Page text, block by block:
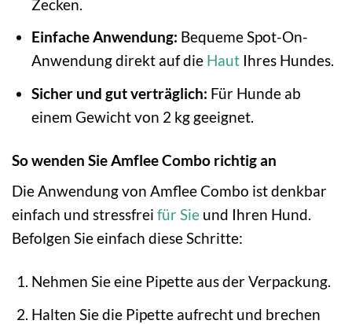
Zecken.
Einfache Anwendung: Bequeme Spot-On-
Anwendung direkt auf die HautIhres Hundes.
Sicher und gut verträglich: Für Hunde ab
einem Gewicht von 2 kg geeignet.
So wenden Sie Amflee Combo richtig an
Die Anwendung von Amflee Combo ist denkbar
einfach und stressfrei für Sie und Ihren Hund.
Befolgen Sie einfach diese Schritte:
Nehmen Sie eine Pipette aus der Verpackung.
Halten Sie die Pipette aufrecht und brechen